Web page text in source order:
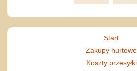
Start
Zakupy hurtowe
Koszty przesyłki